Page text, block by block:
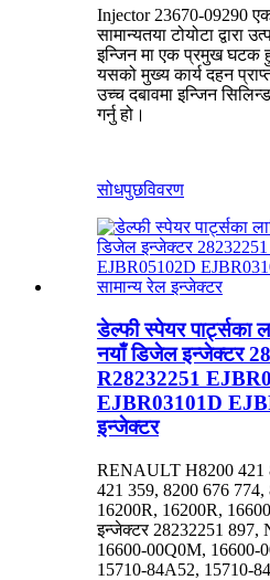
Injector 23670-09290
सामान्यतया टोयोटा द्वारा
इन्जिन मा एक प्रमुख घटक
यसको मुख्य कार्य दहन
उच्च दबावमा इन्जिन
गर्नु हो।
सोधपुछविवरण
डेल्फी स्पेयर पार्ट्सका
नयाँ डिजेल इन्जेक्टर
R28232251
EJBR03101D
इन्जेक्टर
RENAULT H8200 421
421 359, 8200 676
16200R, 16200R,
इन्जेक्टर 28232251 897,
16600-00Q0M,
15710-84A52, 15710-